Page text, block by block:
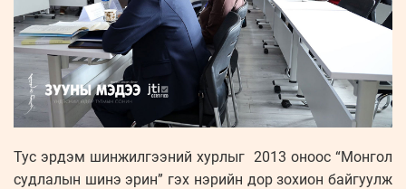
Тус эрдэм шинжилгээний хурлыг 2013 оноос “Монгол
судлалын шинэ эрин” гэх нэрийн дор зохион байгуулж